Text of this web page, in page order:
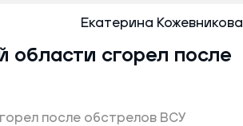
Екатерина Кожевникова
сгорел после
после обстрелов ВСУ